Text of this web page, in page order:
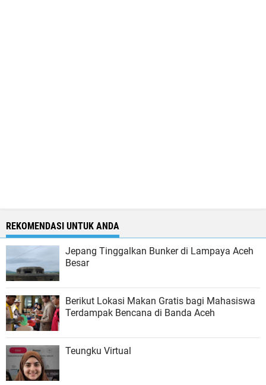
REKOMENDASI UNTUK ANDA
Jepang Tinggalkan Bunker di Lampaya Aceh
Besar
Berikut Lokasi Makan Gratis bagi Mahasiswa
Terdampak Bencana di Banda Aceh
Teungku Virtual